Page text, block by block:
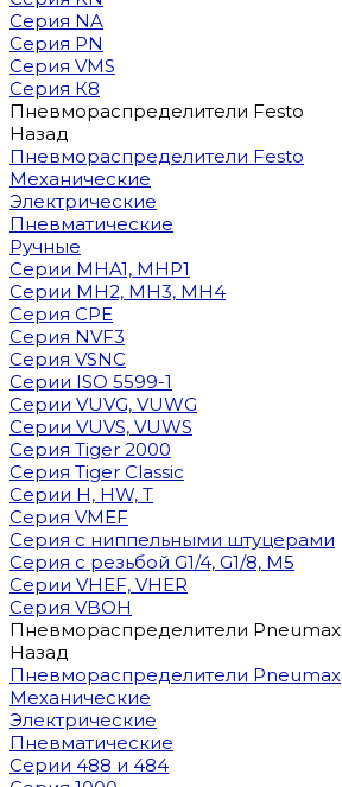
Серия NA
Серия PN
Серия VMS
Серия К8
Пневмораспределители Festo
Назад
Пневмораспределители Festo
Механические
Электрические
Пневматические
Ручные
Cерии MHA1, MHP1
Cерии MH2, MH3, MH4
Cерия CPE
Серия NVF3
Серия VSNC
Серии ISO 5599-1
Серии VUVG, VUWG
Серии VUVS, VUWS
Серия Tiger 2000
Серия Tiger Classic
Серии H, HW, T
Серия VMEF
Серия с ниппельными штуцерами
Серия с резьбой G1/4, G1/8, М5
Серии VHEF, VHER
Серия VBOH
Пневмораспределители Pneumax
Назад
Пневмораспределители Pneumax
Механические
Электрические
Пневматические
Серии 488 и 484